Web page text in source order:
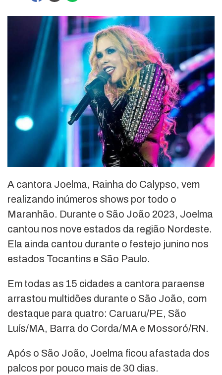
A cantora Joelma, Rainha do Calypso, vem
realizando inúmeros shows por todo o
Maranhão. Durante o São João 2023, Joelma
cantou nos nove estados da região Nordeste.
Ela ainda cantou durante o festejo junino nos
estados Tocantins e São Paulo.
Em todas as 15 cidades a cantora paraense
arrastou multidões durante o São João, com
destaque para quatro: Caruaru/PE, São
Luís/MA, Barra do Corda/MA e Mossoró/RN.
Após o São João, Joelma ficou afastada dos
palcos por pouco mais de 30 dias.